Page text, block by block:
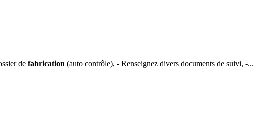
de fabrication (auto contrôle), - Renseignez divers documents de suivi, -...